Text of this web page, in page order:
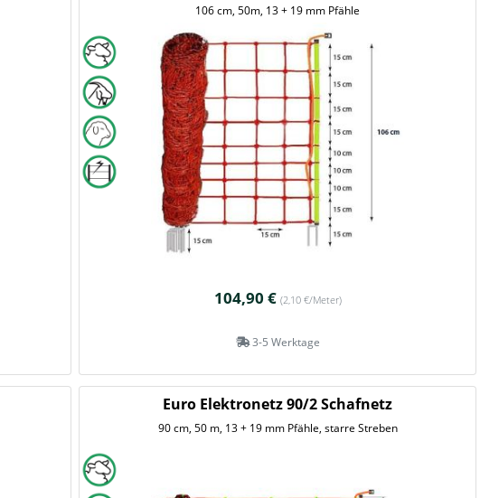
106 cm, 50m, 13 + 19 mm Pfähle
104,90 € (2,10 €/Meter)
3-5 Werktage
Euro Elektronetz 90/2 Schafnetz
90 cm, 50 m, 13 + 19 mm Pfähle, starre Streben